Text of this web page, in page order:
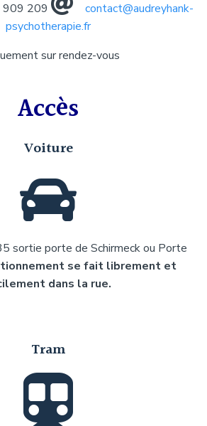
209
contact@audreyhank-
psychotherapie.fr
sur rendez-vous
Accès
Voiture
sortie porte de Schirmeck ou Porte
se fait librement et
dans la rue.
Tram